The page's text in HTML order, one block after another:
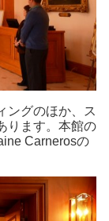
ングのほか、ス
ります。本館の
Carnerosの